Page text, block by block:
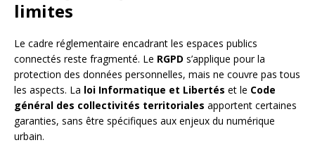
limites
Le cadre réglementaire encadrant les espaces publics
connectés reste fragmenté. Le RGPD s’applique pour la
protection des données personnelles, mais ne couvre pas tous
les aspects. La loi Informatique et Libertés et le Code
général des collectivités territoriales apportent certaines
garanties, sans être spécifiques aux enjeux du numérique
urbain.